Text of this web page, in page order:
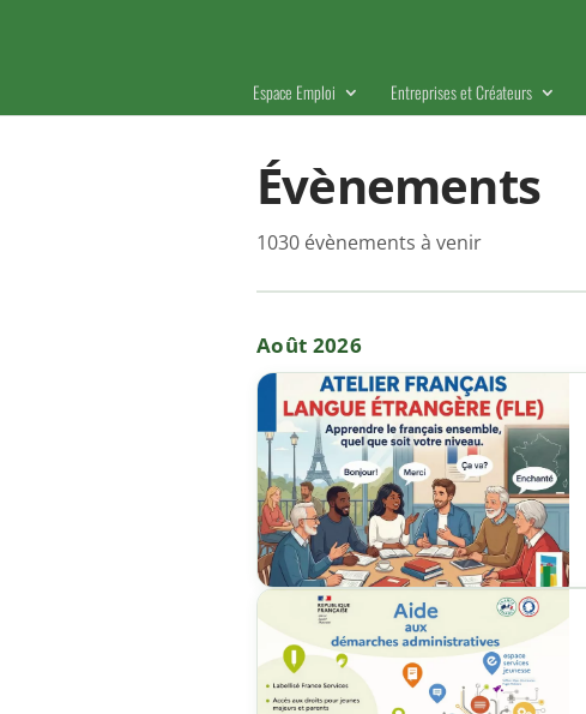
Espace Emploi Entreprises et Créateurs
Évènements
1030 évènements à venir
Août 2026